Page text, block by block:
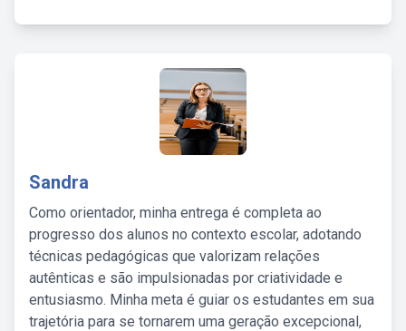
Sandra
Como orientador, minha entrega é completa ao
progresso dos alunos no contexto escolar, adotando
técnicas pedagógicas que valorizam relações
autênticas e são impulsionadas por criatividade e
entusiasmo. Minha meta é guiar os estudantes em sua
trajetória para se tornarem uma geração excepcional,